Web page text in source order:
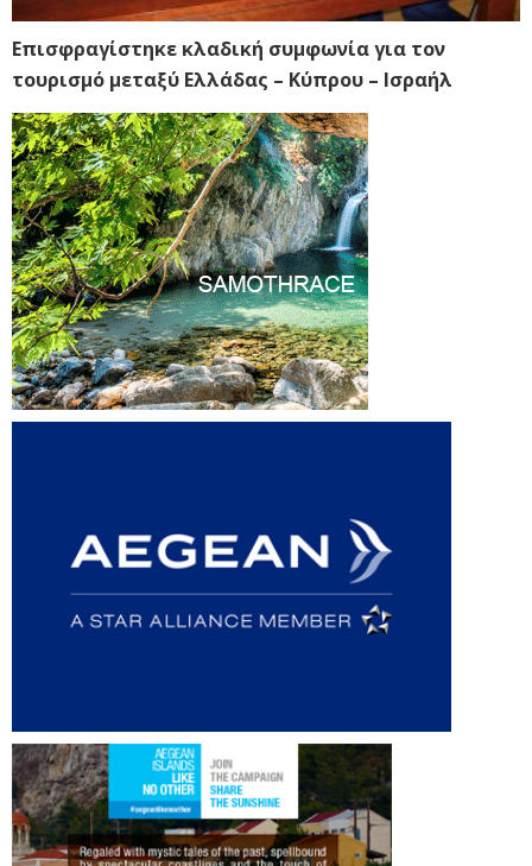
Επισφραγίστηκε κλαδική συμφωνία για τον
τουρισμό μεταξύ Ελλάδας – Κύπρου – Ισραήλ